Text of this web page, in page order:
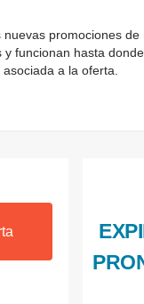
promociones
y funcionan hasta
a la oferta.